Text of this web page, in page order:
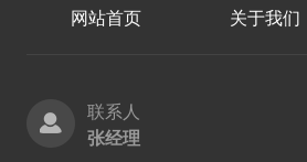
网站首页 关于我们
联系人
张经理